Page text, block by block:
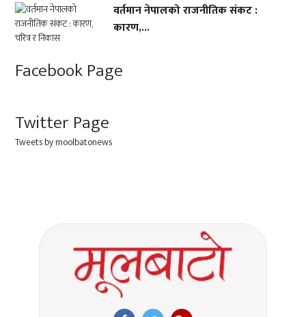
वर्तमान नेपालको राजनीतिक संकट :
कारण,...
Facebook Page
Twitter Page
Tweets by moolbatonews